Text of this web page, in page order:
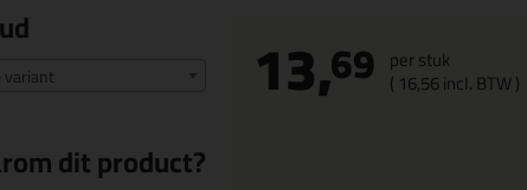
variant
dit product?
13,69 per stuk
( 16,56incl. BTW )